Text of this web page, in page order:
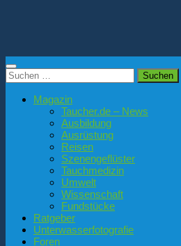
Suchen
nach:
Magazin
Taucher.de – News
Ausbildung
Ausrüstung
Reisen
Szenengeflüster
Tauchmedizin
Umwelt
Wissenschaft
Fundstücke
Ratgeber
Unterwasserfotografie
Foren